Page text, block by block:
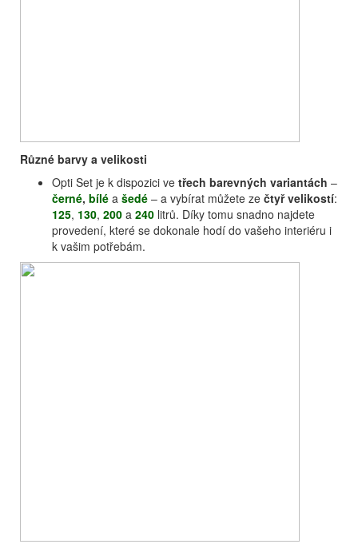
Různé barvy a velikosti
Opti Set je k dispozici ve třech barevných variantách –
černé, bílé a šedé – a vybírat můžete ze čtyř velikostí:
125, 130, 200 a 240 litrů. Díky tomu snadno najdete
provedení, které se dokonale hodí do vašeho interiéru i
k vašim potřebám.